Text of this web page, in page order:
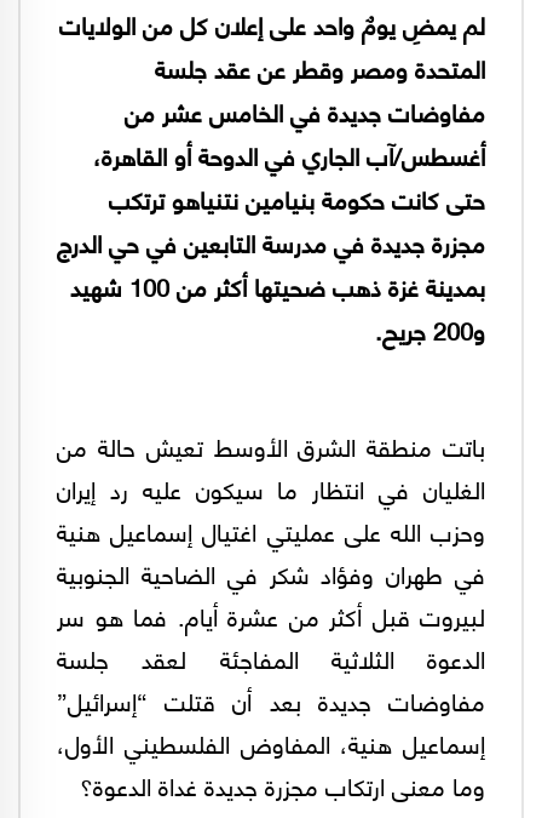
لم يمضِ يومٌ واحد على إعلان كل من الولايات
المتحدة ومصر وقطر عن عقد جلسة
مفاوضات جديدة في الخامس عشر من
أغسطس/آب الجاري في الدوحة أو القاهرة،
حتى كانت حكومة بنيامين نتنياهو ترتكب
مجزرة جديدة في مدرسة التابعين في حي الدرج
بمدينة غزة ذهب ضحيتها أكثر من 100 شهيد
و200 جريح.
باتت منطقة الشرق الأوسط تعيش حالة من
الغليان في انتظار ما سيكون عليه رد إيران
وحزب الله على عمليتي اغتيال إسماعيل هنية
في طهران وفؤاد شكر في الضاحية الجنوبية
لبيروت قبل أكثر من عشرة أيام. فما هو سر
الدعوة الثلاثية المفاجئة لعقد جلسة
مفاوضات جديدة بعد أن قتلت “إسرائيل”
إسماعيل هنية، المفاوض الفلسطيني الأول،
وما معنى ارتكاب مجزرة جديدة غداة الدعوة؟